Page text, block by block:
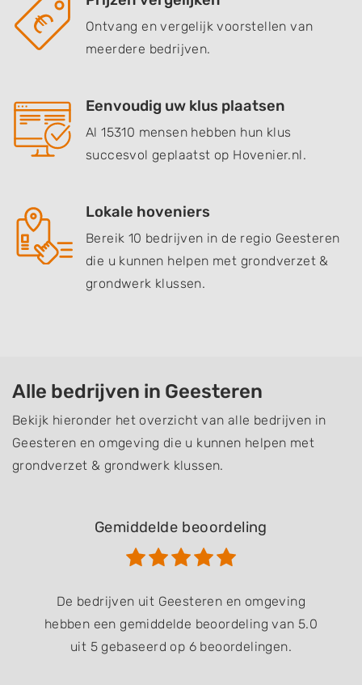
Ontvang en vergelijk voorstellen van
meerdere bedrijven.
Eenvoudig uw klus plaatsen
Al 15310 mensen hebben hun klus
succesvol geplaatst op Hovenier.nl.
Lokale hoveniers
Bereik 10 bedrijven in de regio Geesteren
die u kunnen helpen met grondverzet &
grondwerk klussen.
Alle bedrijven in Geesteren
Bekijk hieronder het overzicht van alle bedrijven in
Geesteren en omgeving die u kunnen helpen met
grondverzet & grondwerk klussen.
Gemiddelde beoordeling
De bedrijven uit Geesteren en omgeving
hebben een gemiddelde beoordeling van 5.0
uit 5 gebaseerd op 6 beoordelingen.